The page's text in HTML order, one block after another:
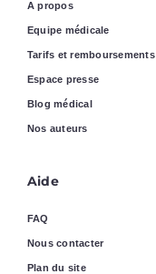
A propos
Equipe médicale
Tarifs et remboursements
Espace presse
Blog médical
Nos auteurs
Aide
FAQ
Nous contacter
Plan du site